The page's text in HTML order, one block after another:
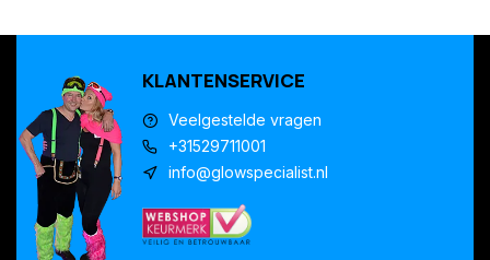
KLANTENSERVICE
Veelgestelde vragen
+31529711001
info@glowspecialist.nl